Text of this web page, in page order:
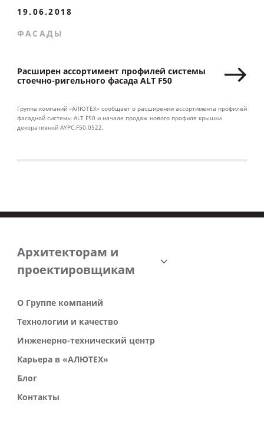
19.06.2018
ФАСАДЫ
Расширен ассортимент профилей системы
стоечно-ригельного фасада ALT F50
Группа компаний «АЛЮТЕХ» сообщает о расширении ассортимента профилей
фасадной системы ALT F50 и начале продаж нового профиля крышки
декоративной AYPC.F50.0522.
Архитекторам и
проектировщикам
О Группе компаний
Технологии и качество
Инженерно-технический центр
Карьера в «АЛЮТЕХ»
Блог
Контакты